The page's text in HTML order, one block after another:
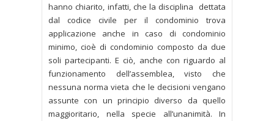
hanno chiarito, infatti, che la disciplina dettata
dal codice civile per il condominio trova
applicazione anche in caso di condominio
minimo, cioè di condominio composto da due
soli partecipanti. E ciò, anche con riguardo al
funzionamento dell’assemblea, visto che
nessuna norma vieta che le decisioni vengano
assunte con un principio diverso da quello
maggioritario, nella specie all’unanimità. In